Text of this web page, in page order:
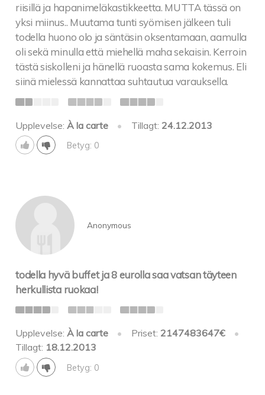
riisillä ja hapanimeläkastikkeetta. MUTTA tässä on
yksi miinus.. Muutama tunti syömisen jälkeen tuli
todella huono olo ja säntäsin oksentamaan, aamulla
oli sekä minulla että miehellä maha sekaisin. Kerroin
tästä siskolleni ja hänellä ruoasta sama kokemus. Eli
siinä mielessä kannattaa suhtautua varauksella.
Upplevelse:À la carte • Tillagt: 24.12.2013
Betyg: 0
Anonymous
todella hyvä buffet ja 8 eurolla saa vatsan täyteen
herkullista ruokaa!
Upplevelse:À la carte • Priset: 2147483647€
•
Tillagt: 18.12.2013
Betyg: 0